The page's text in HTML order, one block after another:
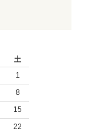
土
1
8
15
22